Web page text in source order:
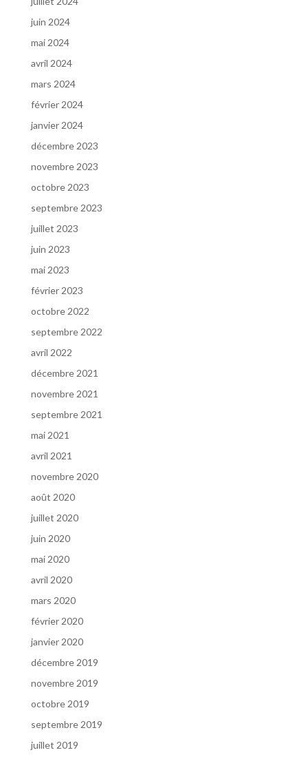
juin 2024
mai 2024
avril 2024
mars 2024
février 2024
janvier 2024
décembre 2023
novembre 2023
octobre 2023
septembre 2023
juillet 2023
juin 2023
mai 2023
février 2023
octobre 2022
septembre 2022
avril 2022
décembre 2021
novembre 2021
septembre 2021
mai 2021
avril 2021
novembre 2020
août 2020
juillet 2020
juin 2020
mai 2020
avril 2020
mars 2020
février 2020
janvier 2020
décembre 2019
novembre 2019
octobre 2019
septembre 2019
juillet 2019